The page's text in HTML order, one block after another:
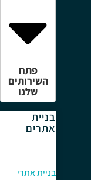
פתח
השירותים
שלנו
בניית
אתרים
בניית אתרי